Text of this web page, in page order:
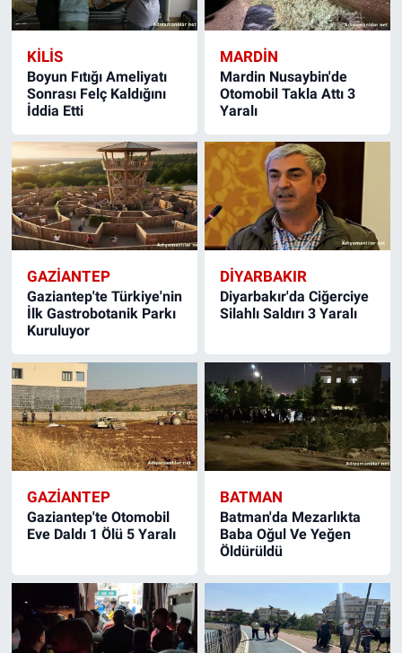
KILIS
Boyun Fıtığı Ameliyatı
Sonrası Felç Kaldığını
İddia Etti
MARDIN
Mardin Nusaybin'de
Otomobil Takla Attı 3
Yaralı
GAZIANTEP
Gaziantep'te Türkiye'nin
İlk Gastrobotanik Parkı
Kuruluyor
DIYARBAKIR
Diyarbakır'da Ciğerciye
Silahlı Saldırı 3 Yaralı
GAZIANTEP
Gaziantep'te Otomobil
Eve Daldı 1 Ölü 5 Yaralı
BATMAN
Batman'da Mezarlıkta
Baba Oğul Ve Yeğen
Öldürüldü